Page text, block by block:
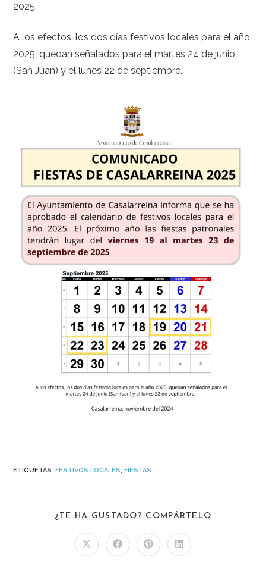
2025.
A los efectos, los dos días festivos locales para el año
2025, quedan señalados para el martes 24 de junio
(San Juan) y el lunes 22 de septiembre.
ETIQUETAS: FESTIVOS LOCALES, FIESTAS
¿TE HA GUSTADO? COMPÁRTELO